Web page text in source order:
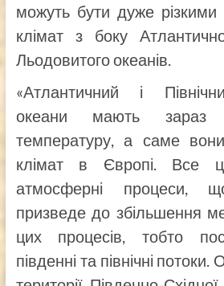
можуть бути дуже
клімат з боку
Льодовитого океанів.
«Атлантичний і
океани мають зараз
температуру, а саме
клімат в Європі. Все
атмосферні процеси,
призведе до збільшення
цих процесів, тобто
південні та північні